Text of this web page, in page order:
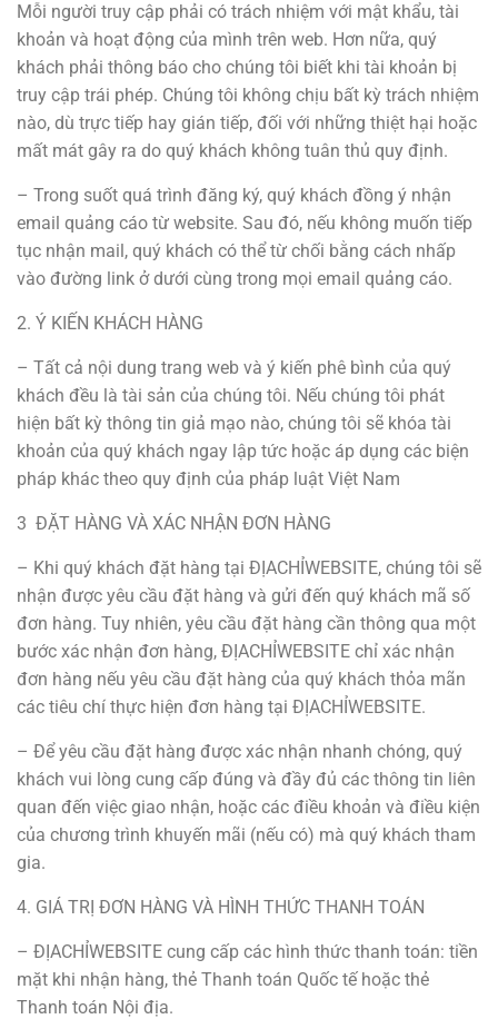
Mỗi người truy cập phải có trách nhiệm với mật khẩu, tài
khoản và hoạt động của mình trên web. Hơn nữa, quý
khách phải thông báo cho chúng tôi biết khi tài khoản bị
truy cập trái phép. Chúng tôi không chịu bất kỳ trách nhiệm
nào, dù trực tiếp hay gián tiếp, đối với những thiệt hại hoặc
mất mát gây ra do quý khách không tuân thủ quy định.
– Trong suốt quá trình đăng ký, quý khách đồng ý nhận
email quảng cáo từ website. Sau đó, nếu không muốn tiếp
tục nhận mail, quý khách có thể từ chối bằng cách nhấp
vào đường link ở dưới cùng trong mọi email quảng cáo.
2. Ý KIẾN KHÁCH HÀNG
– Tất cả nội dung trang web và ý kiến phê bình của quý
khách đều là tài sản của chúng tôi. Nếu chúng tôi phát
hiện bất kỳ thông tin giả mạo nào, chúng tôi sẽ khóa tài
khoản của quý khách ngay lập tức hoặc áp dụng các biện
pháp khác theo quy định của pháp luật Việt Nam
3 ĐẶT HÀNG VÀ XÁC NHẬN ĐƠN HÀNG
– Khi quý khách đặt hàng tại ĐỊACHỈWEBSITE, chúng tôi sẽ
nhận được yêu cầu đặt hàng và gửi đến quý khách mã số
đơn hàng. Tuy nhiên, yêu cầu đặt hàng cần thông qua một
bước xác nhận đơn hàng, ĐỊACHỈWEBSITE chỉ xác nhận
đơn hàng nếu yêu cầu đặt hàng của quý khách thỏa mãn
các tiêu chí thực hiện đơn hàng tại ĐỊACHỈWEBSITE.
– Để yêu cầu đặt hàng được xác nhận nhanh chóng, quý
khách vui lòng cung cấp đúng và đầy đủ các thông tin liên
quan đến việc giao nhận, hoặc các điều khoản và điều kiện
của chương trình khuyến mãi (nếu có) mà quý khách tham
gia.
4. GIÁ TRỊ ĐƠN HÀNG VÀ HÌNH THỨC THANH TOÁN
– ĐỊACHỈWEBSITE cung cấp các hình thức thanh toán: tiền
mặt khi nhận hàng, thẻ Thanh toán Quốc tế hoặc thẻ
Thanh toán Nội địa.